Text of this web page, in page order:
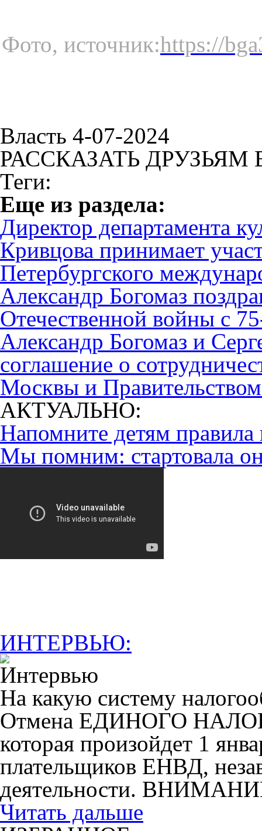
Фото, источник:https://
Власть 4-07-2024
РАССКАЗАТЬ ДРУЗЬЯМ
Теги:
Eще из раздела:
Директор департамента
Кривцова принимает
Петербургского
Александр Богомаз
Отечественной войны с
Александр Богомаз и
соглашение о
Москвы и
АКТУАЛЬНО:
Напомните детям правила
Мы помним: стартовала
ИНТЕРВЬЮ:
На какую систему
Отмена ЕДИНОГО
которая произойдет 1
плательщиков ЕНВД,
деятельности.
Читать дальше